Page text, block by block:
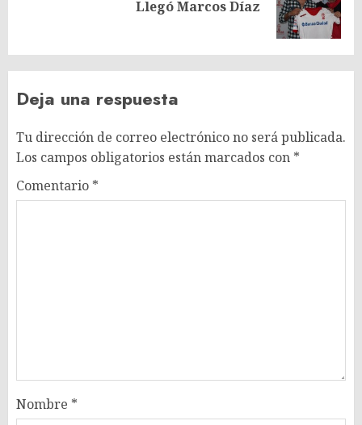
Llegó Marcos Díaz
Deja una respuesta
Tu dirección de correo electrónico no será publicada.
Los campos obligatorios están marcados con *
Comentario *
Nombre *